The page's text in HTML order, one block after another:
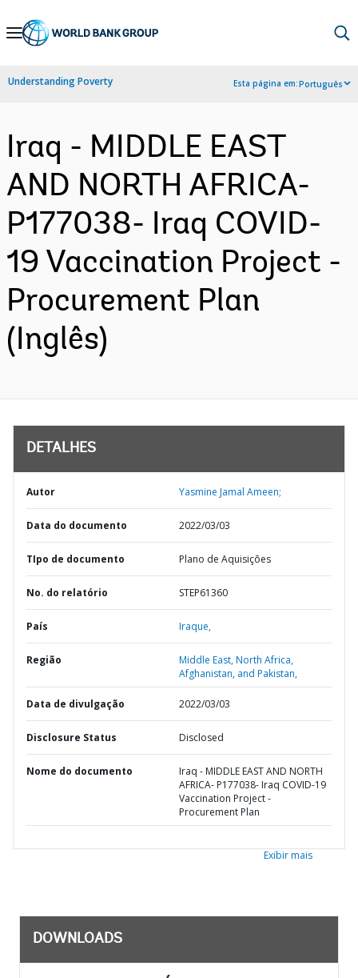
Skip
Navigation
Understanding Poverty Esta página em:Português
Iraq - MIDDLE EAST
AND NORTH AFRICA-
P177038- Iraq COVID-
19 Vaccination Project -
Procurement Plan
(Inglês)
DETALHES
Autor Yasmine Jamal Ameen;
Data do documento 2022/03/03
TIpo de documento Plano de Aquisições
No. do relatório STEP61360
País Iraque,
Região
Middle East, North Africa,
Afghanistan, and Pakistan,
Data de divulgação 2022/03/03
Disclosure Status Disclosed
Nome do documento
Iraq - MIDDLE EAST AND NORTH
AFRICA- P177038- Iraq COVID-19
Vaccination Project -
Procurement Plan
Exibir mais
DOWNLOADS